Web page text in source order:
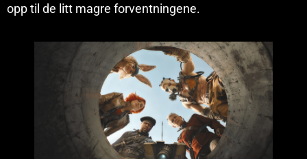
opp til de litt magre forventningene.